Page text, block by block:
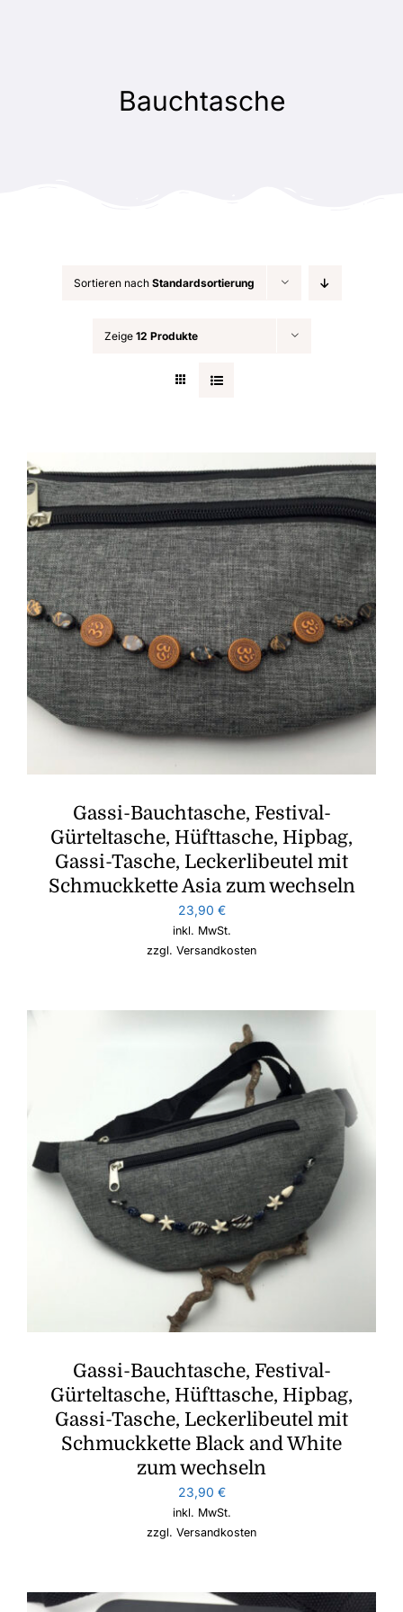
Bauchtasche
Sortieren nach Standardsortierung
Zeige 12 Produkte
Gassi-Bauchtasche, Festival-
Gürteltasche, Hüfttasche, Hipbag,
Gassi-Tasche, Leckerlibeutel mit
Schmuckkette Asia zum wechseln
23,90 €
inkl. MwSt.
zzgl. Versandkosten
Gassi-Bauchtasche, Festival-
Gürteltasche, Hüfttasche, Hipbag,
Gassi-Tasche, Leckerlibeutel mit
Schmuckkette Black and White
zum wechseln
23,90 €
inkl. MwSt.
zzgl. Versandkosten